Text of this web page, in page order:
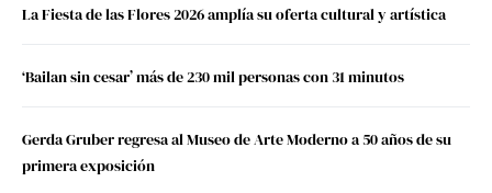
La Fiesta de las Flores 2026 amplía su oferta cultural y artística
‘Bailan sin cesar’ más de 230 mil personas con 31 minutos
Gerda Gruber regresa al Museo de Arte Moderno a 50 años de su
primera exposición